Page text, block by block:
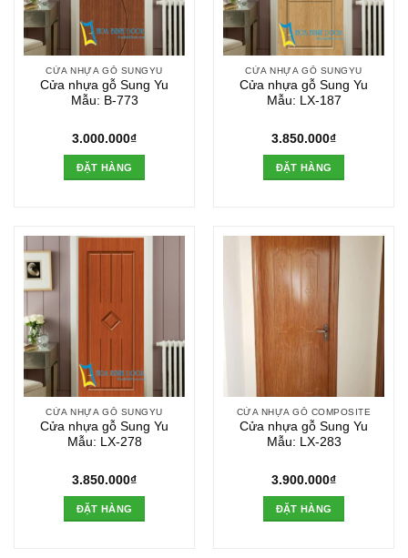
CỬA NHỰA GỖ SUNGYU
Cửa nhựa gỗ Sung Yu
Mẫu: B-773
3.000.000₫
ĐẶT HÀNG
CỬA NHỰA GỖ SUNGYU
Cửa nhựa gỗ Sung Yu
Mẫu: LX-187
3.850.000₫
ĐẶT HÀNG
CỬA NHỰA GỖ SUNGYU
Cửa nhựa gỗ Sung Yu
Mẫu: LX-278
3.850.000₫
ĐẶT HÀNG
CỬA NHỰA GỖ COMPOSITE
Cửa nhựa gỗ Sung Yu
Mẫu: LX-283
3.900.000₫
ĐẶT HÀNG